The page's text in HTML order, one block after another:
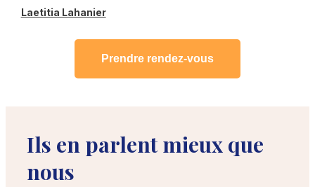
Laetitia Lahanier
Prendre rendez-vous
Ils en parlent mieux que
nous